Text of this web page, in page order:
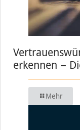
erkennen −
Mehr